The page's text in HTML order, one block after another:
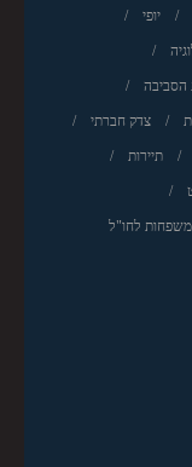
יופי
הסביבה
צדק חברתי
תיירות
משפחות לחו"ל